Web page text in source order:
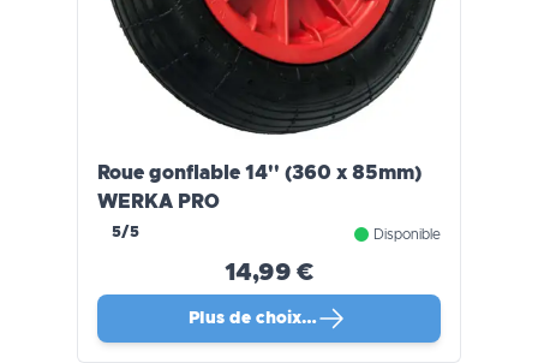
Roue gonflable 14'' (360 x 85mm)
WERKA PRO
5/5 Disponible
14,99 €
Plus de choix…